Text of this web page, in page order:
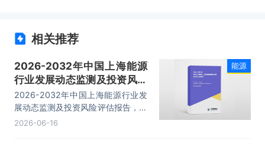
相关推荐
2026-2032年中国上海能源
行业发展动态监测及投资风险
评估报告
2026-2032年中国上海能源行业发
展动态监测及投资风险评估报告，主
要包括市场状况及趋势预测、状况及
2026-06-16
能源